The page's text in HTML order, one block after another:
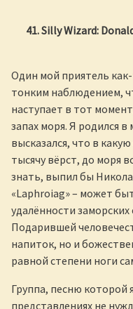
41. Silly Wizard:
Один мой приятель
тонким наблюдением,
наступает в тот
запах моря. Я родился
высказался, что в
тысячу вёрст, до моря
знать, выпил бы
«Laphroiag» – может
удалённости
Подарившей
напиток, но и
равной степени ноги
Группа, песню которой
представлениях не